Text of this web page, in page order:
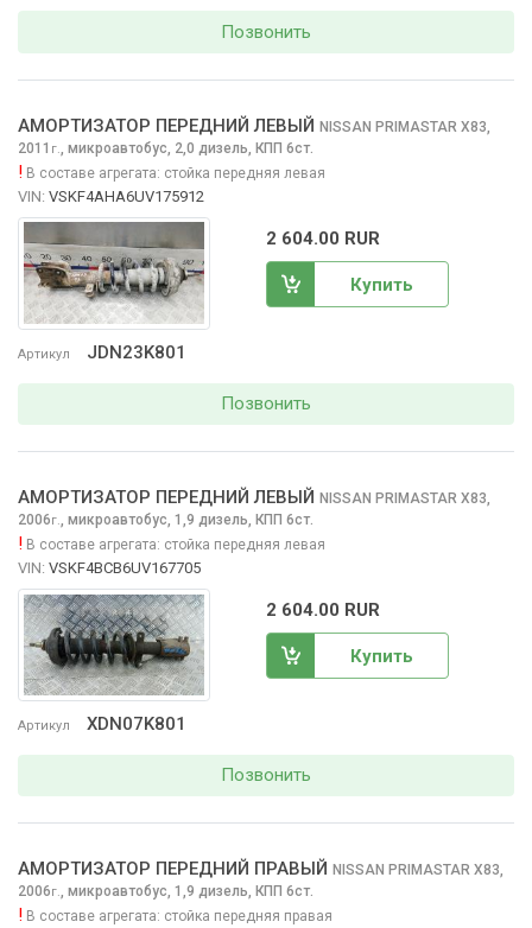
Позвонить
Артикул JDN23K801
АМОРТИЗАТОР ПЕРЕДНИЙ ЛЕВЫЙ NISSAN PRIMASTAR X83,
2011 г., микроавтобус, 2,0 дизель, КПП 6ст.
! В составе агрегата: стойка передняя левая
VIN: VSKF4AHA6UV175912
2 604.00 RUR
Купить
Позвонить
Артикул XDN07K801
АМОРТИЗАТОР ПЕРЕДНИЙ ЛЕВЫЙ NISSAN PRIMASTAR X83,
2006г., микроавтобус, 1,9 дизель, КПП 6ст.
! В составе агрегата: стойка передняя левая
VIN: VSKF4BCB6UV167705
2 604.00 RUR
Купить
Позвонить
АМОРТИЗАТОР ПЕРЕДНИЙ ПРАВЫЙ NISSAN PRIMASTAR X83,
2006г., микроавтобус, 1,9 дизель, КПП 6ст.
! В составе агрегата: стойка передняя правая